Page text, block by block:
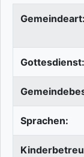
Gemeindeart:
Gottesdienst:
Sprachen: